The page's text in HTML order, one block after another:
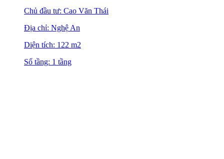
Chủ đầu tư: Cao Văn Thái
Địa chỉ: Nghệ An
Diện tích: 122 m2
Số tầng: 1 tầng